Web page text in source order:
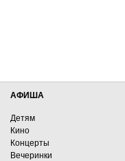
АФИША
Детям
Кино
Концерты
Вечеринки